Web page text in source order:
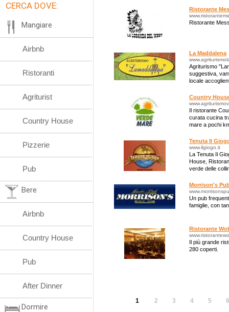
Ristorante
Ristorante
La Maddalena
Agriturismo
suggestiva,
locale
Country
Il ristorante
curata cucina
mare a pochi
Tenuta Il
www.ilgiogo.it
La Tenuta Il
House,
verde delle
Morrison's
Un pub
famiglie, con
Ristorante
Il più grande
280 coperti.
1 2 3 4 5 6
CERCA DOVE:
Mangiare
Airbnb
Ristoranti
Agriturist
Country House
Pizzerie
Pub
Bere
Airbnb
Country House
Pub
After Dinner
Dormire